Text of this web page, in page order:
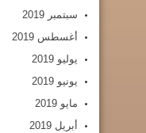
سبتمبر 2019
أغسطس 2019
يوليو 2019
يونيو 2019
مايو 2019
أبريل 2019